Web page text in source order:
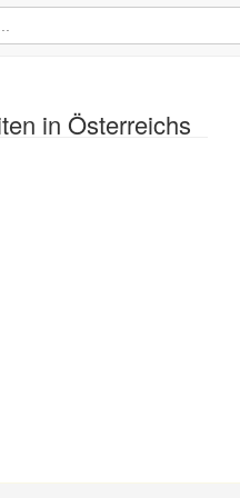
in Österreichs